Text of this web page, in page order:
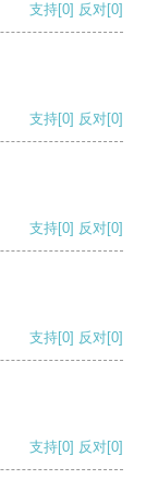
支持[0] 反对[0]
支持[0] 反对[0]
支持[0] 反对[0]
支持[0] 反对[0]
支持[0] 反对[0]